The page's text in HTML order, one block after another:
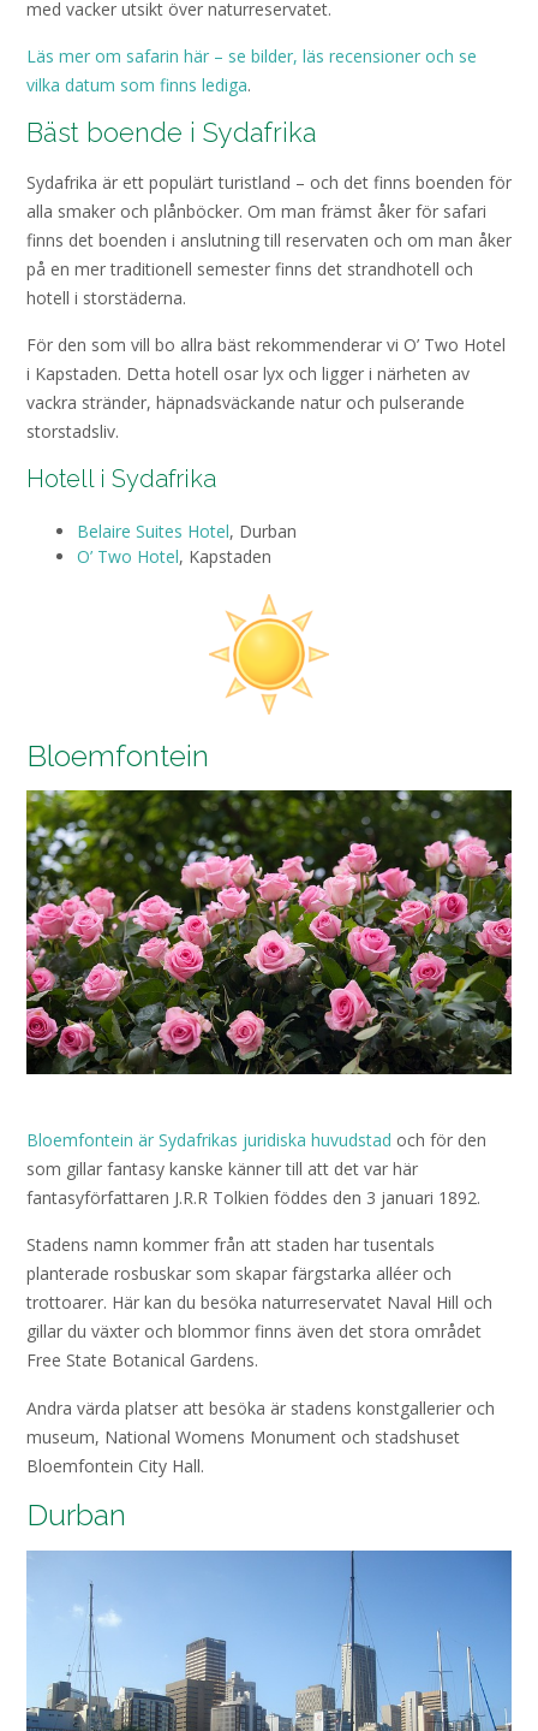
med vacker utsikt över naturreservatet.
Läs mer om safarin här – se bilder, läs recensioner och se
vilka datum som finns lediga.
Bäst boende i Sydafrika
Sydafrika är ett populärt turistland – och det finns boenden för
alla smaker och plånböcker. Om man främst åker för safari
finns det boenden i anslutning till reservaten och om man åker
på en mer traditionell semester finns det strandhotell och
hotell i storstäderna.
För den som vill bo allra bäst rekommenderar vi O’ Two Hotel
i Kapstaden. Detta hotell osar lyx och ligger i närheten av
vackra stränder, häpnadsväckande natur och pulserande
storstadsliv.
Hotell i Sydafrika
Belaire Suites Hotel, Durban
O’ Two Hotel, Kapstaden
Bloemfontein
Bloemfontein är Sydafrikas juridiska huvudstad och för den
som gillar fantasy kanske känner till att det var här
fantasyförfattaren J.R.R Tolkien föddes den 3 januari 1892.
Stadens namn kommer från att staden har tusentals
planterade rosbuskar som skapar färgstarka alléer och
trottoarer. Här kan du besöka naturreservatet Naval Hill och
gillar du växter och blommor finns även det stora området
Free State Botanical Gardens.
Andra värda platser att besöka är stadens konstgallerier och
museum, National Womens Monument och stadshuset
Bloemfontein City Hall.
Durban